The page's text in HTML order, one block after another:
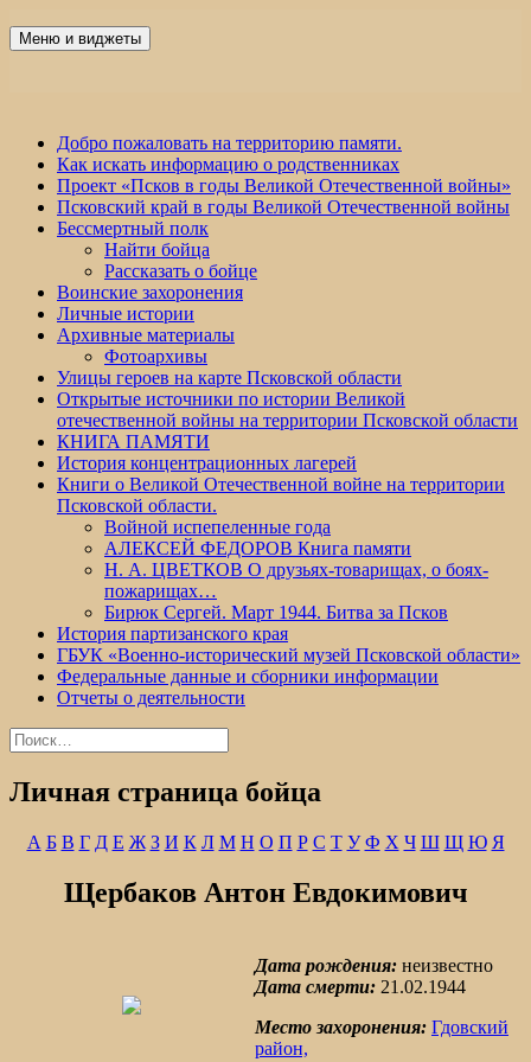
Победа 60
Меню и виджеты
Добро пожаловать на территорию памяти.
Как искать информацию о родственниках
Проект «Псков в годы Великой Отечественной войны»
Псковский край в годы Великой Отечественной войны
Бессмертный полк
Найти бойца
Рассказать о бойце
Воинские захоронения
Личные истории
Архивные материалы
Фотоархивы
Улицы героев на карте Псковской области
Открытые источники по истории Великой
отечественной войны на территории Псковской области
КНИГА ПАМЯТИ
История концентрационных лагерей
Книги о Великой Отечественной войне на территории
Псковской области.
Войной испепеленные года
АЛЕКСЕЙ ФЕДОРОВ Книга памяти
Н. А. ЦВЕТКОВ О друзьях-товарищах, о боях-
пожарищах…
Бирюк Сергей. Март 1944. Битва за Псков
История партизанского края
ГБУК «Военно-исторический музей Псковской области»
Федеральные данные и сборники информации
Отчеты о деятельности
Найти:
Личная страница бойца
А Б В Г Д Е Ж З И К Л М Н О П Р С Т У Ф Х Ч Ш Щ Ю Я
Щербаков Антон Евдокимович
Дата рождения: неизвестно
Дата смерти: 21.02.1944
Место захоронения: Гдовский
район,